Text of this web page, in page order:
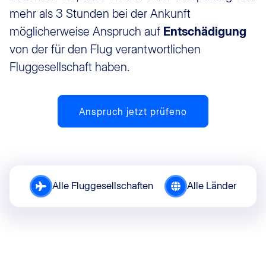
mehr als 3 Stunden bei der Ankunft
möglicherweise Anspruch auf Entschädigung
von der für den Flug verantwortlichen
Fluggesellschaft haben.
Anspruch jetzt prüfeno
Alle Fluggesellschaften Alle Länder